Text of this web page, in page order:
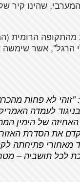
המערבי, שהינו
הרומית
הרגל", אשר שימשה
"זוהי לא פחות
של הימין
את הסדרת
מאחורי פתיחתה
לכל תושביה –